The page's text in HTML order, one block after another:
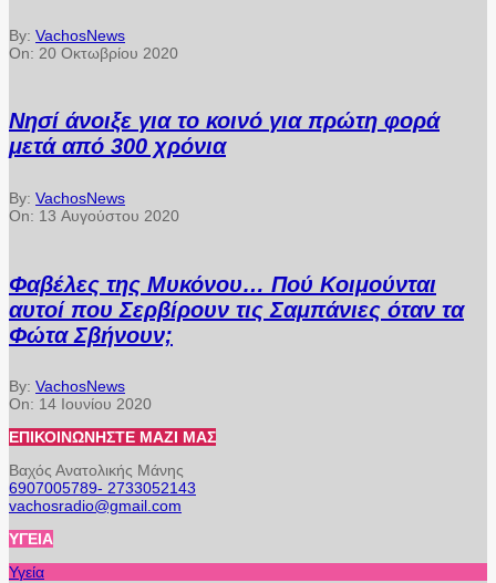
By: VachosNews
On: 20 Οκτωβρίου 2020
Νησί άνοιξε για το κοινό για πρώτη φορά
μετά από 300 χρόνια
By: VachosNews
On: 13 Αυγούστου 2020
Φαβέλες της Μυκόνου… Πού Κοιμούνται
αυτοί που Σερβίρουν τις Σαμπάνιες όταν τα
Φώτα Σβήνουν;
By: VachosNews
On: 14 Ιουνίου 2020
ΕΠΙΚΟΙΝΩΝΉΣΤΕ ΜΑΖΊ ΜΑΣ
Βαχός Ανατολικής Μάνης
6907005789- 2733052143
vachosradio@gmail.com
ΥΓΕΊΑ
Υγεία